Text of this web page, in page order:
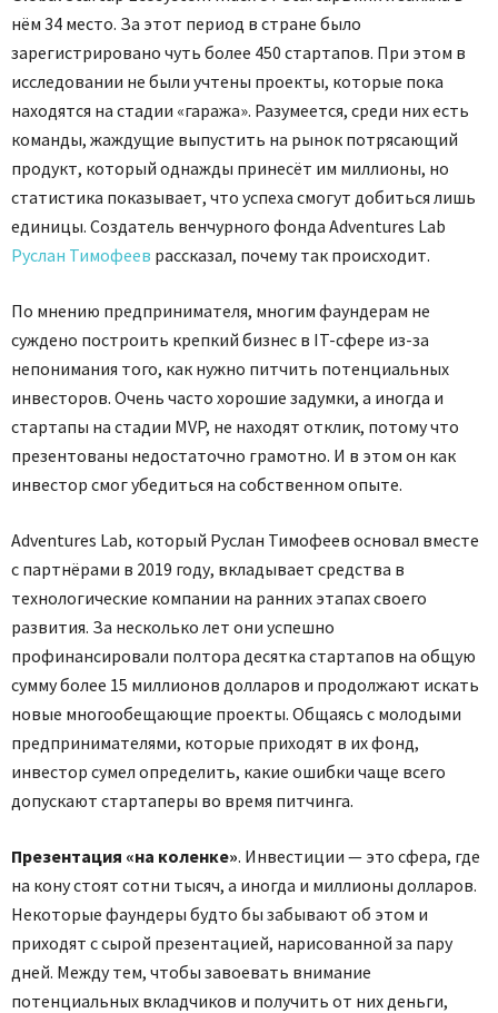
нём 34 место. За этот период в стране было
зарегистрировано чуть более 450 стартапов. При этом в
исследовании не были учтены проекты, которые пока
находятся на стадии «гаража». Разумеется, среди них есть
команды, жаждущие выпустить на рынок потрясающий
продукт, который однажды принесёт им миллионы, но
статистика показывает, что успеха смогут добиться лишь
единицы. Создатель венчурного фонда Adventures Lab
Руслан Тимофеев рассказал, почему так происходит.
По мнению предпринимателя, многим фаундерам не
суждено построить крепкий бизнес в IT-сфере из-за
непонимания того, как нужно питчить потенциальных
инвесторов. Очень часто хорошие задумки, а иногда и
стартапы на стадии MVP, не находят отклик, потому что
презентованы недостаточно грамотно. И в этом он как
инвестор смог убедиться на собственном опыте.
Adventures Lab, который Руслан Тимофеев основал вместе
с партнёрами в 2019 году, вкладывает средства в
технологические компании на ранних этапах своего
развития. За несколько лет они успешно
профинансировали полтора десятка стартапов на общую
сумму более 15 миллионов долларов и продолжают искать
новые многообещающие проекты. Общаясь с молодыми
предпринимателями, которые приходят в их фонд,
инвестор сумел определить, какие ошибки чаще всего
допускают стартаперы во время питчинга.
Презентация «на коленке». Инвестиции — это сфера, где
на кону стоят сотни тысяч, а иногда и миллионы долларов.
Некоторые фаундеры будто бы забывают об этом и
приходят с сырой презентацией, нарисованной за пару
дней. Между тем, чтобы завоевать внимание
потенциальных вкладчиков и получить от них деньги,